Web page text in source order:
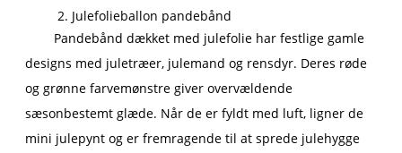
2. Julefolieballon pandebånd
Pandebånd dækket med julefolie har festlige gamle
designs med juletræer, julemand og rensdyr. Deres røde
og grønne farvemønstre giver overvældende
sæsonbestemt glæde. Når de er fyldt med luft, ligner de
mini julepynt og er fremragende til at sprede julehygge